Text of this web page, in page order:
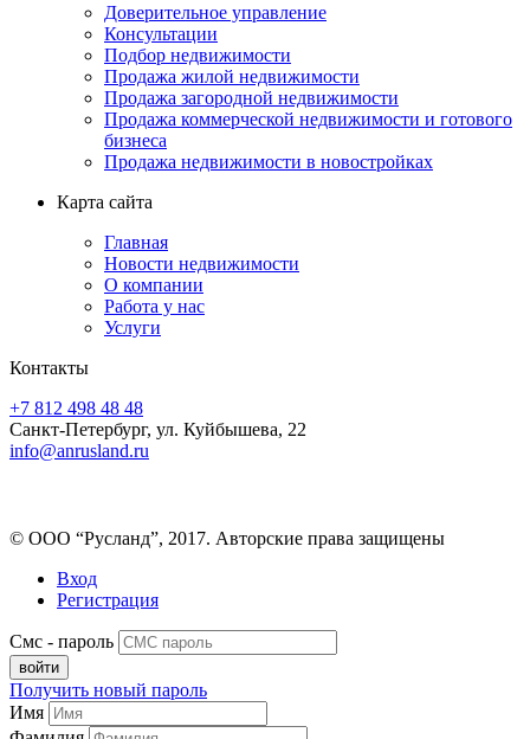
Доверительное управление
Консультации
Подбор недвижимости
Продажа жилой недвижимости
Продажа загородной недвижимости
Продажа коммерческой недвижимости и готового
бизнеса
Продажа недвижимости в новостройках
Карта сайта
Главная
Новости недвижимости
О компании
Работа у нас
Услуги
Контакты
+7 812 498 48 48
Санкт-Петербург, ул. Куйбышева, 22
info@anrusland.ru
© ООО “Русланд”, 2017. Авторские права защищены
Вход
Регистрация
Смс - пароль
Получить новый пароль
Имя